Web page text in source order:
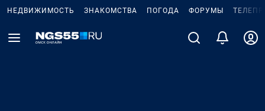
НЕДВИЖИМОСТЬ ЗНАКОМСТВА ПОГОДА ФОРУМЫ